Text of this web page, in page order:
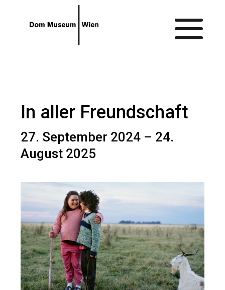
In aller Freundschaft
27. September 2024 – 24.
August 2025